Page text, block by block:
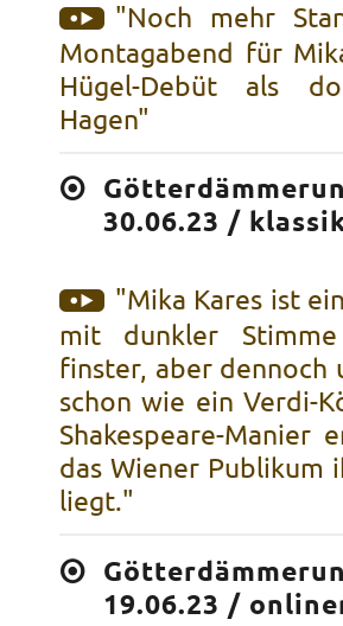
"Noch mehr
Montagabend für
Hügel-Debüt als
Hagen"
30.06.23 /
"Mika Kares ist
mit dunkler
finster, aber dennoch
schon wie ein Verdi-
Shakespeare-Manier
das Wiener Publikum
liegt."
19.06.23 /